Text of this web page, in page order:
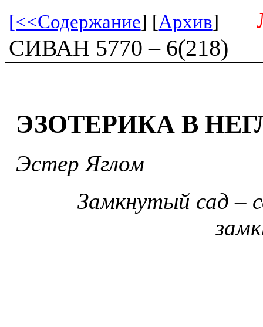
[<<Содержание] [Архив]
СИВАН 5770 – 6(218)
ЭЗОТЕРИКА В
Эстер Яглом
Замкнутый сад –